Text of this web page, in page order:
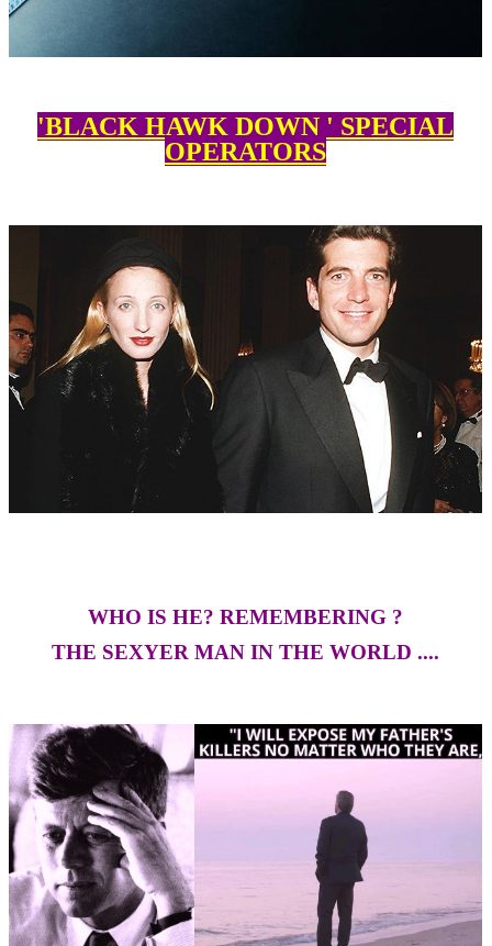
'BLACK HAWK DOWN ' SPECIAL
OPERATORS
WHO IS HE? REMEMBERING ?
THE SEXYER MAN IN THE WORLD ....